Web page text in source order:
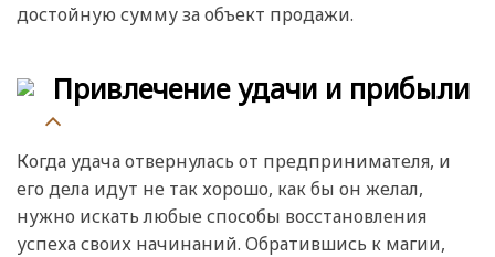
достойную сумму за объект продажи.
Привлечение удачи и прибыли
Когда удача отвернулась от предпринимателя, и
его дела идут не так хорошо, как бы он желал,
нужно искать любые способы восстановления
успеха своих начинаний. Обратившись к магии,